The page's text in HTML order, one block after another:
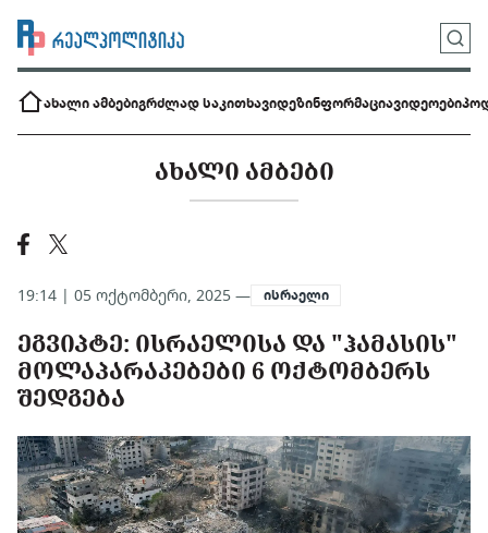
ახალი ამბებიგრძლად საკითხავიდეზინფორმაციავიდეოები
ᲐᲮᲐᲚᲘ ᲐᲛᲑᲔᲑᲘ
19:14 | 05 ოქტომბერი, 2025 — ისრაელი
ᲔᲒᲕᲘᲞᲢᲔ: ᲘᲡᲠᲐᲔᲚᲘᲡᲐ ᲓᲐ "ᲰᲐᲛᲐᲡᲘᲡ"
ᲛᲝᲚᲐᲞᲐᲠᲐᲙᲔᲑᲔᲑᲘ 6 ᲝᲥᲢᲝᲛᲑᲔᲠᲡ
ᲨᲔᲓᲒᲔᲑᲐ